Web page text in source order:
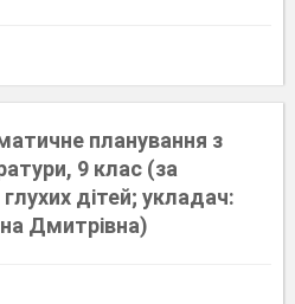
планування з
9 клас (за
дітей; укладач:
Дмитрівна)